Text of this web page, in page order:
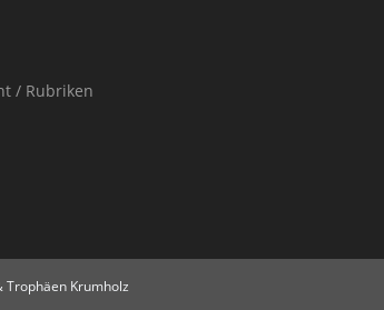
/ Rubriken
Trophäen Krumholz